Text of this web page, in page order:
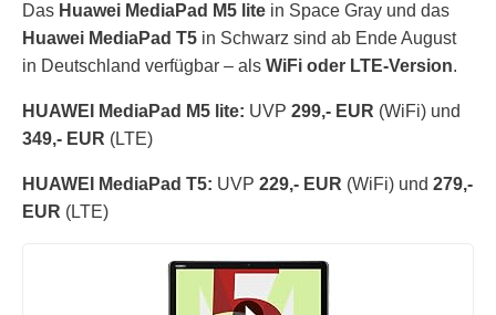
Das Huawei MediaPad M5 lite in Space Gray und das
Huawei MediaPad T5 in Schwarz sind ab Ende August
in Deutschland verfügbar – als WiFi oder LTE-Version.
HUAWEI MediaPad M5 lite: UVP 299,- EUR (WiFi) und
349,- EUR (LTE)
HUAWEI MediaPad T5: UVP 229,- EUR (WiFi) und 279,-
EUR (LTE)